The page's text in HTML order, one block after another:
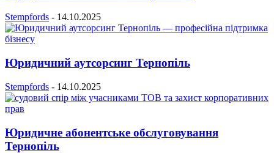
Stempfords - 14.10.2025
Юридичний аутсорсинг Тернопіль
Stempfords - 14.10.2025
Юридичне абонентське обслуговування
Тернопіль